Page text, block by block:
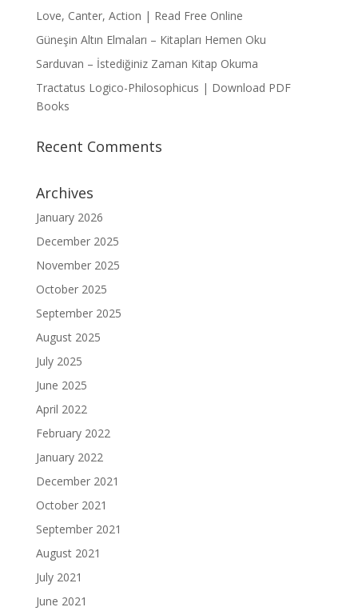
Love, Canter, Action | Read Free Online
Güneşin Altın Elmaları – Kitapları Hemen Oku
Sarduvan – İstediğiniz Zaman Kitap Okuma
Tractatus Logico-Philosophicus | Download PDF
Books
Recent Comments
Archives
January 2026
December 2025
November 2025
October 2025
September 2025
August 2025
July 2025
June 2025
April 2022
February 2022
January 2022
December 2021
October 2021
September 2021
August 2021
July 2021
June 2021